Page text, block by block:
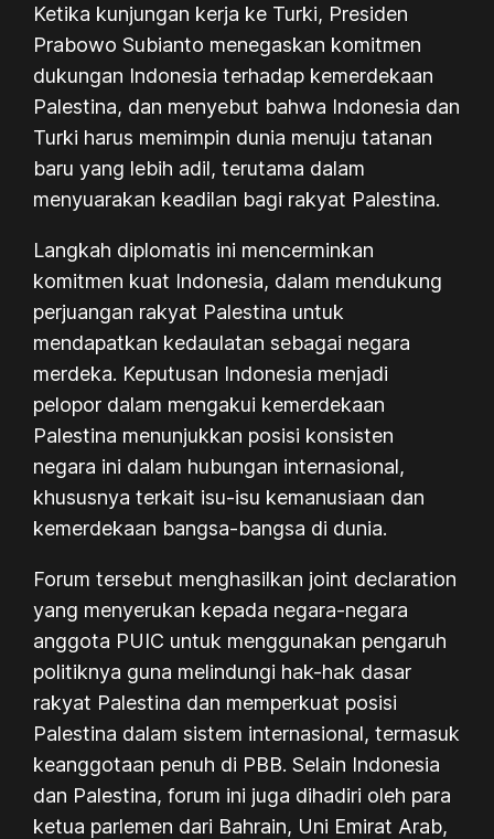
Ketika kunjungan kerja ke Turki, Presiden
Prabowo Subianto menegaskan komitmen
dukungan Indonesia terhadap kemerdekaan
Palestina, dan menyebut bahwa Indonesia dan
Turki harus memimpin dunia menuju tatanan
baru yang lebih adil, terutama dalam
menyuarakan keadilan bagi rakyat Palestina.
Langkah diplomatis ini mencerminkan
komitmen kuat Indonesia, dalam mendukung
perjuangan rakyat Palestina untuk
mendapatkan kedaulatan sebagai negara
merdeka. Keputusan Indonesia menjadi
pelopor dalam mengakui kemerdekaan
Palestina menunjukkan posisi konsisten
negara ini dalam hubungan internasional,
khususnya terkait isu-isu kemanusiaan dan
kemerdekaan bangsa-bangsa di dunia.
Forum tersebut menghasilkan joint declaration
yang menyerukan kepada negara-negara
anggota PUIC untuk menggunakan pengaruh
politiknya guna melindungi hak-hak dasar
rakyat Palestina dan memperkuat posisi
Palestina dalam sistem internasional, termasuk
keanggotaan penuh di PBB. Selain Indonesia
dan Palestina, forum ini juga dihadiri oleh para
ketua parlemen dari Bahrain, Uni Emirat Arab,